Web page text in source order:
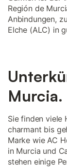
Región de
Anbindungen,
Elche (ALC) in
Murcia.
Sie finden viele
charmant bis
Marke wie AC
in Murcia und
stehen einige